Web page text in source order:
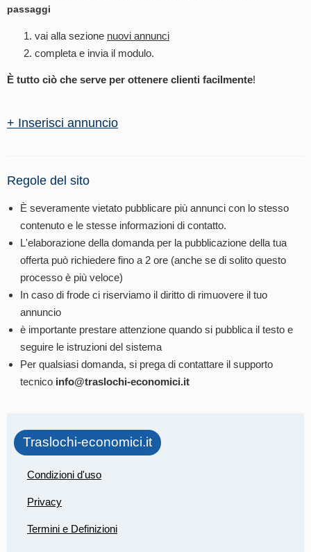
passaggi
vai alla sezione nuovi annunci
completa e invia il modulo.
È tutto ciò che serve per ottenere clienti facilmente!
+ Inserisci annuncio
Regole del sito
È severamente vietato pubblicare più annunci con lo stesso
contenuto e le stesse informazioni di contatto.
L'elaborazione della domanda per la pubblicazione della tua
offerta può richiedere fino a 2 ore (anche se di solito questo
processo è più veloce)
In caso di frode ci riserviamo il diritto di rimuovere il tuo
annuncio
è importante prestare attenzione quando si pubblica il testo e
seguire le istruzioni del sistema
Per qualsiasi domanda, si prega di contattare il supporto
tecnico info@traslochi-economici.it
Traslochi-economici.it
Condizioni d'uso
Privacy
Termini e Definizioni